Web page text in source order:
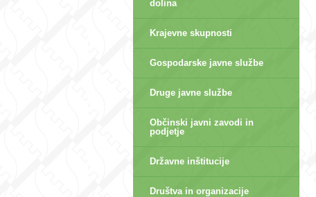
dolina
Krajevne skupnosti
Gospodarske javne službe
Druge javne službe
Občinski javni zavodi in
podjetje
Državne inštitucije
Društva in organizacije